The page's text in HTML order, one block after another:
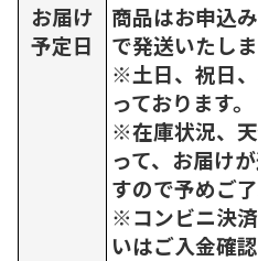
お届け
予定日
商品はお申込
で発送いたしま
※土日、祝日
っております。
※在庫状況、
って、お届け
すので予めご
※コンビニ決
いはご入金確